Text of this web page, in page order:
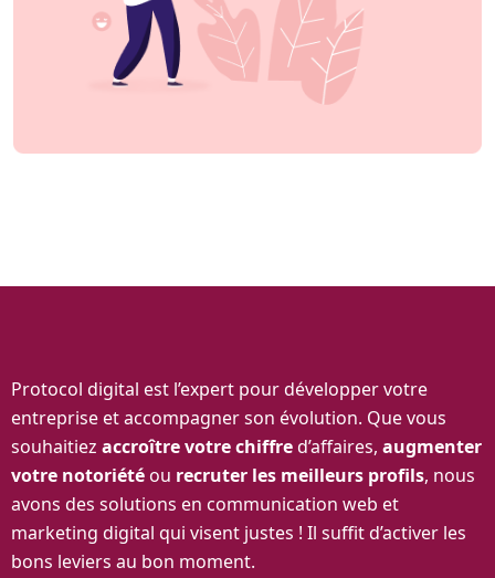
Protocol digital est l’expert pour développer votre
entreprise et accompagner son évolution. Que vous
souhaitiez accroître votre chiffred’affaires, augmenter
votre notoriétéou recruter les meilleurs profils, nous
avons des solutions en communication web et
marketing digital qui visent justes ! Il suffit d’activer les
bons leviers au bon moment.